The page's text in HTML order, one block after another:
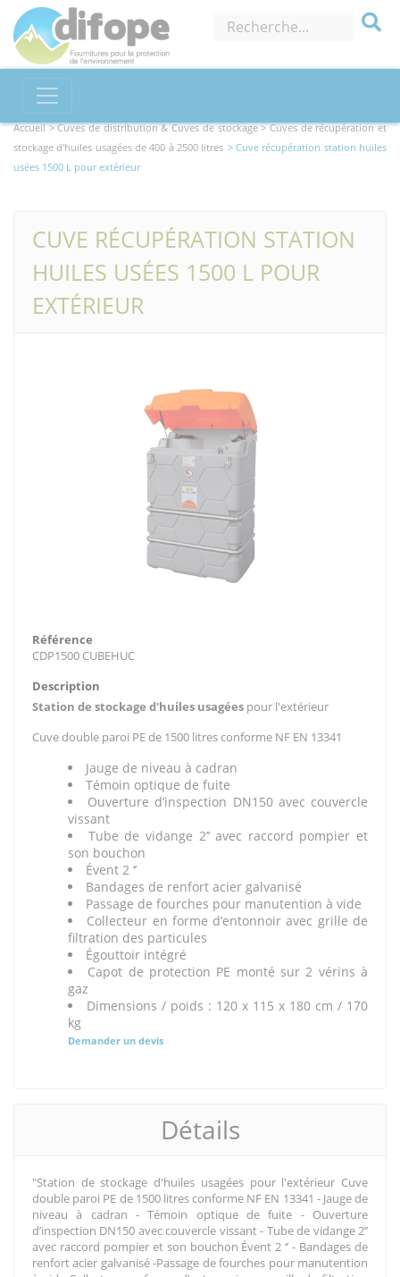
Accueil >Cuves de distribution & Cuves de stockage> Cuves de récupération et
stockage d'huiles usagées de 400 à 2500 litres > Cuve récupération station huiles
usées 1500 L pour extérieur
CUVE RÉCUPÉRATION STATION
HUILES USÉES 1500 L POUR
EXTÉRIEUR
Référence
CDP1500 CUBEHUC
Description
Station de stockage d'huiles usagées pour l'extérieur
Cuve double paroi PE de 1500 litres conforme NF EN 13341
Jauge de niveau à cadran
Témoin optique de fuite
Ouverture d’inspection DN150 avec couvercle
vissant
Tube de vidange 2’’ avec raccord pompier et
son bouchon
Évent 2 ‘’
Bandages de renfort acier galvanisé
Passage de fourches pour manutention à vide
Collecteur en forme d’entonnoir avec grille de
filtration des particules
Égouttoir intégré
Capot de protection PE monté sur 2 vérins à
gaz
Dimensions / poids : 120 x 115 x 180 cm / 170
kg
Demander un devis
Détails
"Station de stockage d'huiles usagées pour l'extérieur Cuve
double paroi PE de 1500 litres conforme NF EN 13341 - Jauge de
niveau à cadran - Témoin optique de fuite - Ouverture
d’inspection DN150 avec couvercle vissant - Tube de vidange 2’’
avec raccord pompier et son bouchon Évent 2 ‘’ - Bandages de
renfort acier galvanisé -Passage de fourches pour manutention